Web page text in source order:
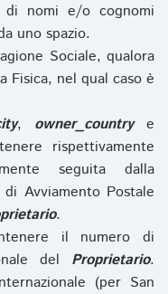
di nomi e/o cognomi
uno spazio.
Sociale, qualora
Fisica, nel qual caso è
, owner_countrye
rispettivamente
seguita dalla
Avviamento Postale
.
il numero di
del Proprietario.
(per San